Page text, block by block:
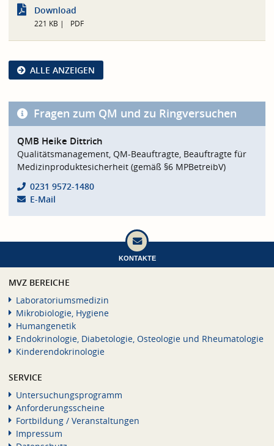
Download
221 KB PDF
ALLE ANZEIGEN
Fragen zum QM und zu Ringversuchen
QMB Heike Dittrich
Qualitätsmanagement, QM-Beauftragte, Beauftragte für
Medizinproduktesicherheit (gemäß §6 MPBetreibV)
0231 9572-1480
E-Mail
KONTAKTE
MVZ BEREICHE
Laboratoriumsmedizin
Mikrobiologie, Hygiene
Humangenetik
Endokrinologie, Diabetologie, Osteologie und Rheumatologie
Kinderendokrinologie
SERVICE
Untersuchungsprogramm
Anforderungsscheine
Fortbildung / Veranstaltungen
Impressum